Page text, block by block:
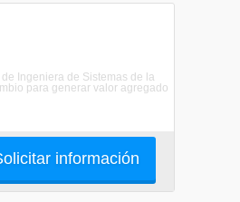
Ingeniera de Sistemas de la
para generar valor agregado
información